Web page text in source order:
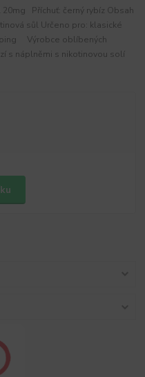
20mg Příchuť: černý rybíz Obsah
sůl Určeno pro: klasické
Výrobce oblíbených
s náplněmi s nikotinovou solí